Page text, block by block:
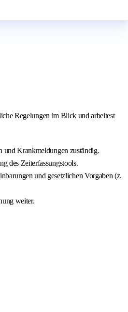
Regelungen im Blick und arbeitest
und Krankmeldungen zuständig.
des Zeiterfassungstools.
und gesetzlichen Vorgaben (z.
weiter.